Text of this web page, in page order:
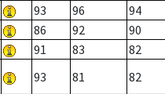
93 96 94
86 92 90
91 83 82
93 81 82